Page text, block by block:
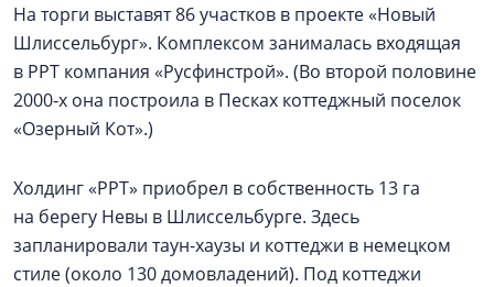
На торги выставят 86 участков в проекте «Новый
Шлиссельбург». Комплексом занималась входящая
в РРТ компания «Русфинстрой». (Во второй половине
2000‑х она построила в Песках коттеджный поселок
«Озерный Кот».)
Холдинг «РРТ» приобрел в собственность 13 га
на берегу Невы в Шлиссельбурге. Здесь
запланировали таун-хаузы и коттеджи в немецком
стиле (около 130 домовладений). Под коттеджи